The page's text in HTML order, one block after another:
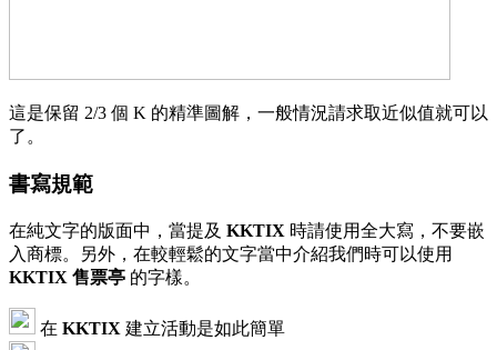
這是保留 2/3 個 K 的精準圖解，一般情況請求取近似值就可以
了。
書寫規範
在純文字的版面中，當提及 KKTIX 時請使用全大寫，不要嵌
入商標。另外，在較輕鬆的文字當中介紹我們時可以使用
KKTIX 售票亭 的字樣。
在 KKTIX 建立活動是如此簡單